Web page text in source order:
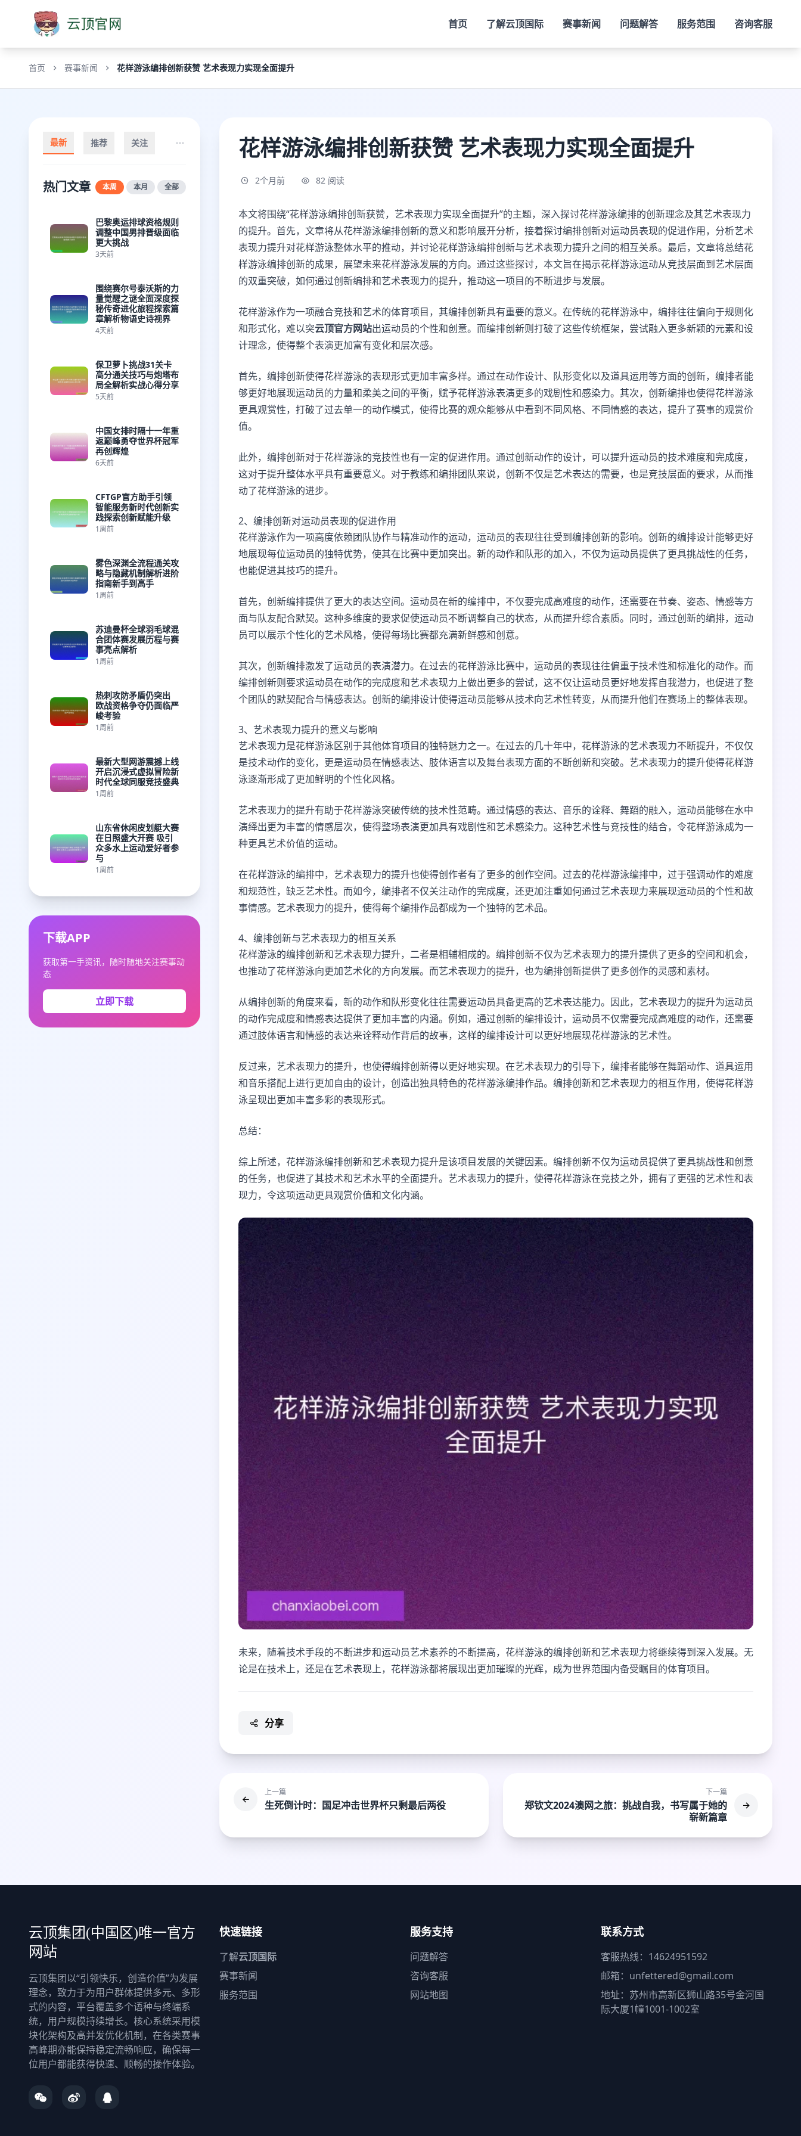
首页 了解云顶国际 赛事新闻 问题解答 服务范围 咨询客服
首页 赛事新闻 花样游泳编排创新获赞 艺术表现力实现全面提升
最新 推荐 关注
热门文章 本周 本月 全部
巴黎奥运排球资格规则
调整中国男排晋级面临
更大挑战
3天前
围绕赛尔号泰沃斯的力
量觉醒之谜全面深度探
秘传奇进化旅程探索篇
章解析物语史诗视界
4天前
保卫萝卜挑战31关卡
高分通关技巧与炮塔布
局全解析实战心得分享
5天前
中国女排时隔十一年重
返巅峰勇夺世界杯冠军
再创辉煌
6天前
CFTGP官方助手引领
智能服务新时代创新实
践探索创新赋能升级
1周前
雾色深渊全流程通关攻
略与隐藏机制解析进阶
指南新手到高手
1周前
苏迪曼杯全球羽毛球混
合团体赛发展历程与赛
事亮点解析
1周前
热刺攻防矛盾仍突出
欧战资格争夺仍面临严
峻考验
1周前
最新大型网游震撼上线
开启沉浸式虚拟冒险新
时代全球同服竞技盛典
1周前
山东省休闲皮划艇大赛
在日照盛大开赛 吸引
众多水上运动爱好者参
与
1周前
下载APP
获取第一手资讯，随时随地关注赛事动
态
立即下载
花样游泳编排创新获赞 艺术表现力实现全面提升
2个月前 82 阅读
本文将围绕“花样游泳编排创新获赞，艺术表现力实现全面提升”的主题，深入探讨花样游泳编排的创新理念及其艺术表现力
的提升。首先，文章将从花样游泳编排创新的意义和影响展开分析，接着探讨编排创新对运动员表现的促进作用，分析艺术
表现力提升对花样游泳整体水平的推动，并讨论花样游泳编排创新与艺术表现力提升之间的相互关系。最后，文章将总结花
样游泳编排创新的成果，展望未来花样游泳发展的方向。通过这些探讨，本文旨在揭示花样游泳运动从竞技层面到艺术层面
的双重突破，如何通过创新编排和艺术表现力的提升，推动这一项目的不断进步与发展。
花样游泳作为一项融合竞技和艺术的体育项目，其编排创新具有重要的意义。在传统的花样游泳中，编排往往偏向于规则化
和形式化，难以突云顶官方网站出运动员的个性和创意。而编排创新则打破了这些传统框架，尝试融入更多新颖的元素和设
计理念，使得整个表演更加富有变化和层次感。
首先，编排创新使得花样游泳的表现形式更加丰富多样。通过在动作设计、队形变化以及道具运用等方面的创新，编排者能
够更好地展现运动员的力量和柔美之间的平衡，赋予花样游泳表演更多的戏剧性和感染力。其次，创新编排也使得花样游泳
更具观赏性，打破了过去单一的动作模式，使得比赛的观众能够从中看到不同风格、不同情感的表达，提升了赛事的观赏价
值。
此外，编排创新对于花样游泳的竞技性也有一定的促进作用。通过创新动作的设计，可以提升运动员的技术难度和完成度，
这对于提升整体水平具有重要意义。对于教练和编排团队来说，创新不仅是艺术表达的需要，也是竞技层面的要求，从而推
动了花样游泳的进步。
2、编排创新对运动员表现的促进作用
花样游泳作为一项高度依赖团队协作与精准动作的运动，运动员的表现往往受到编排创新的影响。创新的编排设计能够更好
地展现每位运动员的独特优势，使其在比赛中更加突出。新的动作和队形的加入，不仅为运动员提供了更具挑战性的任务，
也能促进其技巧的提升。
首先，创新编排提供了更大的表达空间。运动员在新的编排中，不仅要完成高难度的动作，还需要在节奏、姿态、情感等方
面与队友配合默契。这种多维度的要求促使运动员不断调整自己的状态，从而提升综合素质。同时，通过创新的编排，运动
员可以展示个性化的艺术风格，使得每场比赛都充满新鲜感和创意。
其次，创新编排激发了运动员的表演潜力。在过去的花样游泳比赛中，运动员的表现往往偏重于技术性和标准化的动作。而
编排创新则要求运动员在动作的完成度和艺术表现力上做出更多的尝试，这不仅让运动员更好地发挥自我潜力，也促进了整
个团队的默契配合与情感表达。创新的编排设计使得运动员能够从技术向艺术性转变，从而提升他们在赛场上的整体表现。
3、艺术表现力提升的意义与影响
艺术表现力是花样游泳区别于其他体育项目的独特魅力之一。在过去的几十年中，花样游泳的艺术表现力不断提升，不仅仅
是技术动作的变化，更是运动员在情感表达、肢体语言以及舞台表现方面的不断创新和突破。艺术表现力的提升使得花样游
泳逐渐形成了更加鲜明的个性化风格。
艺术表现力的提升有助于花样游泳突破传统的技术性范畴。通过情感的表达、音乐的诠释、舞蹈的融入，运动员能够在水中
演绎出更为丰富的情感层次，使得整场表演更加具有戏剧性和艺术感染力。这种艺术性与竞技性的结合，令花样游泳成为一
种更具艺术价值的运动。
在花样游泳的编排中，艺术表现力的提升也使得创作者有了更多的创作空间。过去的花样游泳编排中，过于强调动作的难度
和规范性，缺乏艺术性。而如今，编排者不仅关注动作的完成度，还更加注重如何通过艺术表现力来展现运动员的个性和故
事情感。艺术表现力的提升，使得每个编排作品都成为一个独特的艺术品。
4、编排创新与艺术表现力的相互关系
花样游泳的编排创新和艺术表现力提升，二者是相辅相成的。编排创新不仅为艺术表现力的提升提供了更多的空间和机会，
也推动了花样游泳向更加艺术化的方向发展。而艺术表现力的提升，也为编排创新提供了更多创作的灵感和素材。
从编排创新的角度来看，新的动作和队形变化往往需要运动员具备更高的艺术表达能力。因此，艺术表现力的提升为运动员
的动作完成度和情感表达提供了更加丰富的内涵。例如，通过创新的编排设计，运动员不仅需要完成高难度的动作，还需要
通过肢体语言和情感的表达来诠释动作背后的故事，这样的编排设计可以更好地展现花样游泳的艺术性。
反过来，艺术表现力的提升，也使得编排创新得以更好地实现。在艺术表现力的引导下，编排者能够在舞蹈动作、道具运用
和音乐搭配上进行更加自由的设计，创造出独具特色的花样游泳编排作品。编排创新和艺术表现力的相互作用，使得花样游
泳呈现出更加丰富多彩的表现形式。
总结：
综上所述，花样游泳编排创新和艺术表现力提升是该项目发展的关键因素。编排创新不仅为运动员提供了更具挑战性和创意
的任务，也促进了其技术和艺术水平的全面提升。艺术表现力的提升，使得花样游泳在竞技之外，拥有了更强的艺术性和表
现力，令这项运动更具观赏价值和文化内涵。
未来，随着技术手段的不断进步和运动员艺术素养的不断提高，花样游泳的编排创新和艺术表现力将继续得到深入发展。无
论是在技术上，还是在艺术表现上，花样游泳都将展现出更加璀璨的光辉，成为世界范围内备受瞩目的体育项目。
分享
上一篇
生死倒计时：国足冲击世界杯只剩最后两役
下一篇
郑钦文2024澳网之旅：挑战自我，书写属于她的
崭新篇章
云顶集团(中国区)唯一官方
网站
云顶集团以“引领快乐，创造价值”为发展
理念，致力于为用户群体提供多元、多形
式的内容，平台覆盖多个语种与终端系
统，用户规模持续增长。核心系统采用模
块化架构及高并发优化机制，在各类赛事
高峰期亦能保持稳定流畅响应，确保每一
位用户都能获得快速、顺畅的操作体验。
快速链接
了解云顶国际
赛事新闻
服务范围
服务支持
问题解答
咨询客服
网站地图
联系方式
客服热线：14624951592
邮箱：unfettered@gmail.com
地址：苏州市高新区狮山路35号金河国
际大厦1幢1001-1002室